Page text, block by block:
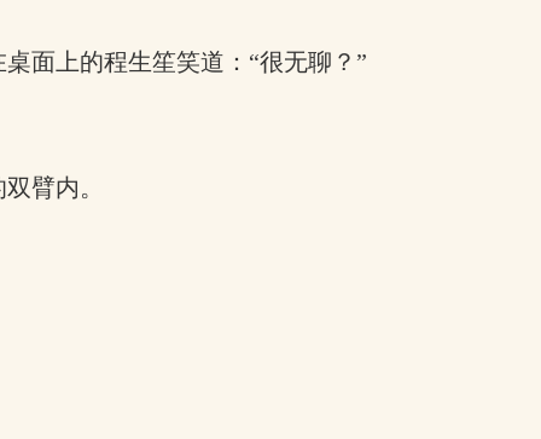
面上的程生笙笑道：“很无聊？”
臂内。